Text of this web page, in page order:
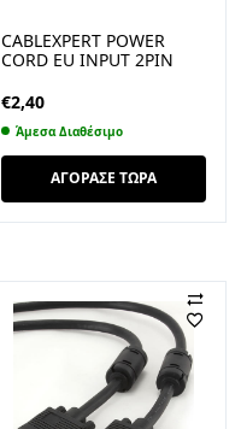
CABLEXPERT POWER
CORD EU INPUT 2PIN
€2,40
Άμεσα Διαθέσιμο
ΑΓΟΡΑΣΕ ΤΩΡΑ